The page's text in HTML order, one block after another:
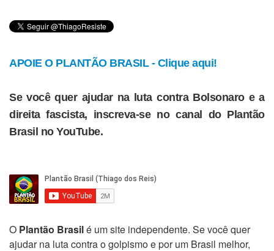
APOIE O PLANTÃO BRASIL - Clique aqui!
Se você quer ajudar na luta contra Bolsonaro e a
direita fascista, inscreva-se no canal do Plantão
Brasil no YouTube.
O Plantão Brasilé um site independente. Se você quer
ajudar na luta contra o golpismo e por um Brasil melhor,